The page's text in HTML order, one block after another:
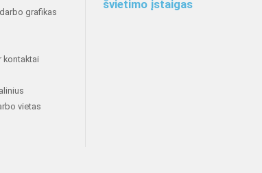
grafikas
kontaktai
vietas
švietimo įstaigas